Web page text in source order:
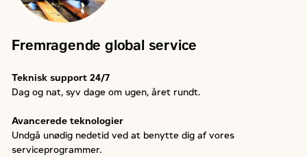
Fremragende global service
Teknisk support 24/7
Dag og nat, syv dage om ugen, året rundt.
Avancerede teknologier
Undgå unødig nedetid ved at benytte dig af vores
serviceprogrammer.